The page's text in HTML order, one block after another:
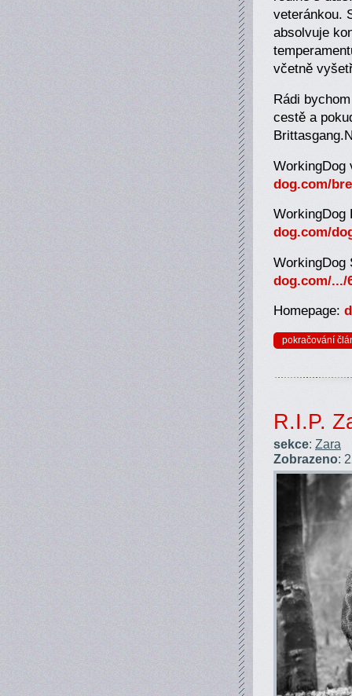
veteránkou.
absolvuje
včetně
Rádi
cestě a
dog.com/
WorkingDog
dog.com/
WorkingDog
dog.com/.../
Homepage:
pokračování
R.I.P.
sekce: Zara
Zobrazeno: